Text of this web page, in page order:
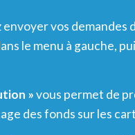
envoyer vos
le menu à gauche,
»vous permet de
des fonds sur les